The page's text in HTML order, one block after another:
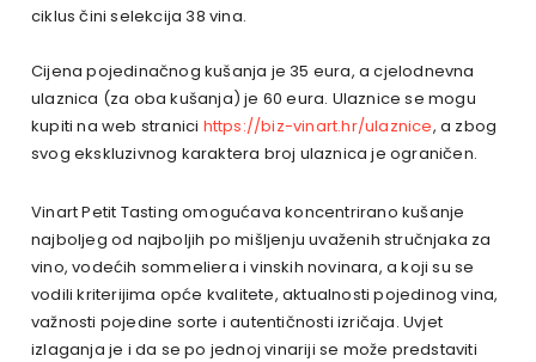
ciklus čini selekcija 38 vina.
Cijena pojedinačnog kušanja je 35 eura, a cjelodnevna
ulaznica (za oba kušanja) je 60 eura. Ulaznice se mogu
kupiti na web stranici https://biz-vinart.hr/ulaznice, a zbog
svog ekskluzivnog karaktera broj ulaznica je ograničen.
Vinart Petit Tasting omogućava koncentrirano kušanje
najboljeg od najboljih po mišljenju uvaženih stručnjaka za
vino, vodećih sommeliera i vinskih novinara, a koji su se
vodili kriterijima opće kvalitete, aktualnosti pojedinog vina,
važnosti pojedine sorte i autentičnosti izričaja. Uvjet
izlaganja je i da se po jednoj vinariji se može predstaviti